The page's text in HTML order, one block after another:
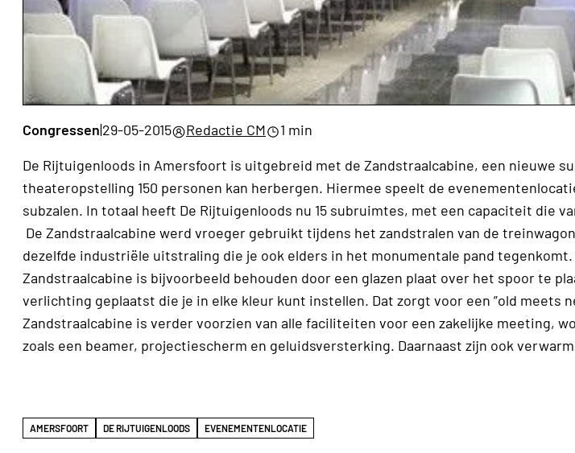
Congressen|29-05-2015 Redactie CM
1 min
De Rijtuigenloods in Amersfoort is uitgebreid met de Zandstraalcabine, een nieuwe
theateropstelling 150 personen kan herbergen. Hiermee speelt de
subzalen. In totaal heeft De Rijtuigenloods nu 15 subruimtes, met een capaciteit die
De Zandstraalcabine werd vroeger gebruikt tijdens het zandstralen van de
dezelfde industriële uitstraling die je ook elders in het monumentale pand
Zandstraalcabine is bijvoorbeeld behouden door een glazen plaat over het spoor te
verlichting geplaatst die je in elke kleur kunt instellen. Dat zorgt voor een ”old meets
Zandstraalcabine is verder voorzien van alle faciliteiten voor een zakelijke meeting,
zoals een beamer, projectiescherm en geluidsversterking. Daarnaast zijn ook
AMERSFOORT DE RIJTUIGENLOODS EVENEMENTENLOCATIE